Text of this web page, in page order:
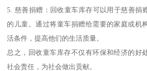
5. 慈善捐赠：回收童车库存可以用于慈善捐
的儿童。通过将童车捐赠给需要的家庭或机
活条件，提高他们的生活质量。
总之，回收童车库存不仅有环保和经济的好
社会责任，为社会做出贡献。